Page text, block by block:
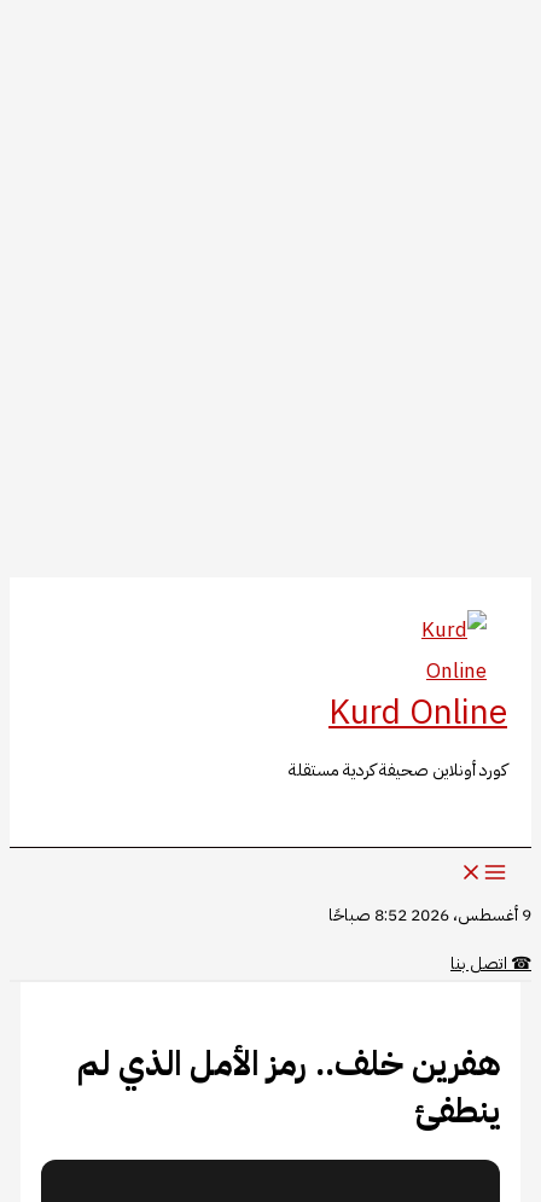
المحتوى
Kurd Online
كورد أونلاين صحيفة كردية مستقلة
9 أغسطس، 2026 8:52 صباحًا
☎اتصل بنا
هفرين خلف.. رمز الأمل الذي لم
ينطفئ